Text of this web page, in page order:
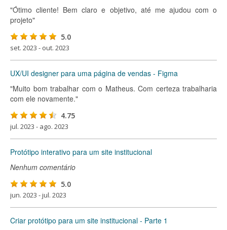
"Ótimo cliente! Bem claro e objetivo, até me ajudou com o
projeto"
5.0
set. 2023 - out. 2023
UX/UI designer para uma página de vendas - Figma
"Muito bom trabalhar com o Matheus. Com certeza trabalharia
com ele novamente."
4.75
jul. 2023 - ago. 2023
Protótipo interativo para um site institucional
Nenhum comentário
5.0
jun. 2023 - jul. 2023
Criar protótipo para um site institucional - Parte 1